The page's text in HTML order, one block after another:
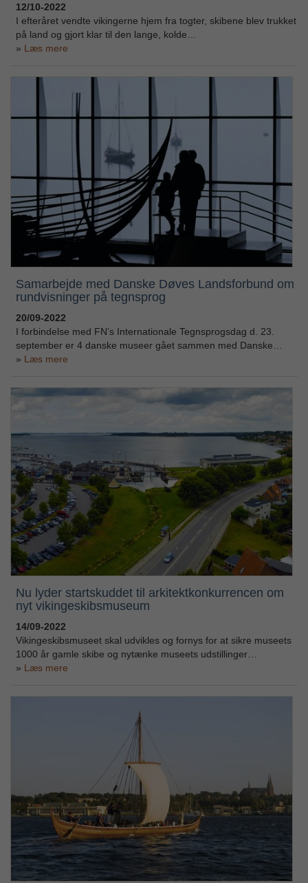
12/10-2022
I efteråret vendte vikingerne hjem fra togter, skibene blev trukket
på land og gjort klar til den lange, kolde…
Læs mere
Samarbejde med Danske Døves Landsforbund om
rundvisninger på tegnsprog
20/09-2022
I forbindelse med FN’s Internationale Tegnsprogsdag d. 23.
september er 4 danske museer gået sammen med Danske…
Læs mere
Nu lyder startskuddet til arkitektkonkurrencen om
nyt vikingeskibsmuseum
14/09-2022
Vikingeskibsmuseet skal udvikles og fornys for at sikre museets
1000 år gamle skibe og nytænke museets udstillinger…
Læs mere